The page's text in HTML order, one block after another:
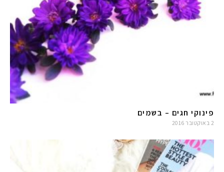
פינוקי חגים – בשמים
2 באוקטובר 2016